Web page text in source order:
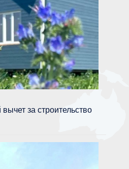
за строительство